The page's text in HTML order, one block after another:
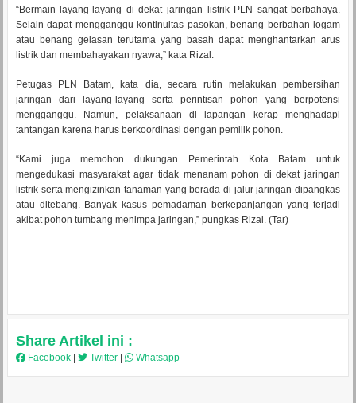
“Bermain layang-layang di dekat jaringan listrik PLN sangat berbahaya.
Selain dapat mengganggu kontinuitas pasokan, benang berbahan logam
atau benang gelasan terutama yang basah dapat menghantarkan arus
listrik dan membahayakan nyawa,” kata Rizal.
Petugas PLN Batam, kata dia, secara rutin melakukan pembersihan
jaringan dari layang-layang serta perintisan pohon yang berpotensi
mengganggu. Namun, pelaksanaan di lapangan kerap menghadapi
tantangan karena harus berkoordinasi dengan pemilik pohon.
“Kami juga memohon dukungan Pemerintah Kota Batam untuk
mengedukasi masyarakat agar tidak menanam pohon di dekat jaringan
listrik serta mengizinkan tanaman yang berada di jalur jaringan dipangkas
atau ditebang. Banyak kasus pemadaman berkepanjangan yang terjadi
akibat pohon tumbang menimpa jaringan,” pungkas Rizal. (Tar)
Share Artikel ini :
Facebook Twitter Whatsapp